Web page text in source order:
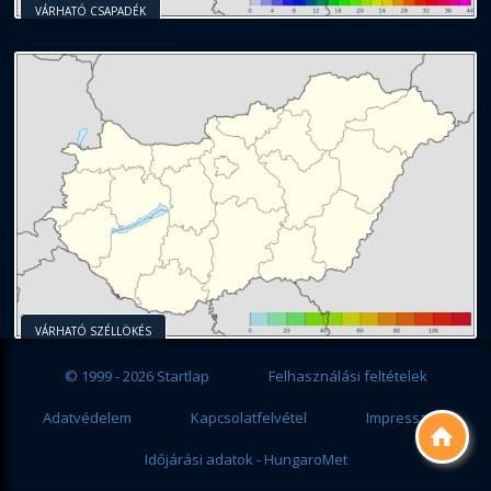

VÁRHATÓ CSAPADÉK
VÁRHATÓ SZÉLLÖKÉS
© 1999 - 2026 Startlap Felhasználási feltételek
Adatvédelem Kapcsolatfelvétel Impresszum
Időjárási adatok - HungaroMet